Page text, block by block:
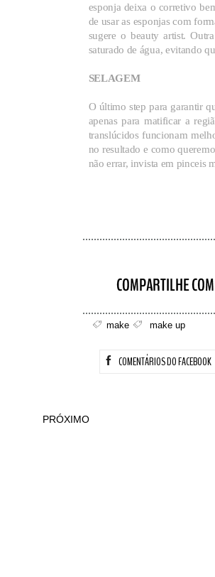
esponja deixa o corretivo
de usar as esponjas com
sugere o beauty artist.
saturado de água, evitando
SELAGEM
O último step para garantir
apenas para matificar a
translúcidos funcionam
no resultado e como
não errar, invista em pinceis
make make up
COMENTÁRIOS DO FACEBOOK
PRÓXIMO